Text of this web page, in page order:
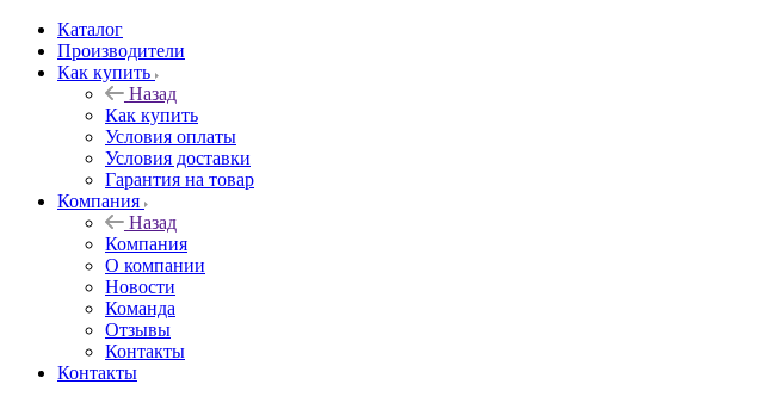
Каталог
Производители
Как купить
Назад
Как купить
Условия оплаты
Условия доставки
Гарантия на товар
Компания
Назад
Компания
О компании
Новости
Команда
Отзывы
Контакты
Контакты